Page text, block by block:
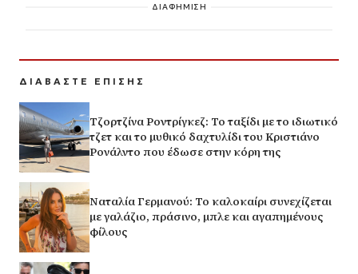
ΔΙΑΦΗΜΙΣΗ
ΔΙΑΒΑΣΤΕ ΕΠΙΣΗΣ
Τζορτζίνα Ροντρίγκεζ: Το ταξίδι με το ιδιωτικό
τζετ και το μυθικό δαχτυλίδι του Κριστιάνο
Ρονάλντο που έδωσε στην κόρη της
Ναταλία Γερμανού: Το καλοκαίρι συνεχίζεται
με γαλάζιο, πράσινο, μπλε και αγαπημένους
φίλους